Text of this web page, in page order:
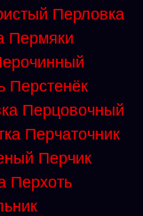
Перловка
Пермяки
Перстенёк
Перцовочный
Перчаточник
Перчик
Перхоть